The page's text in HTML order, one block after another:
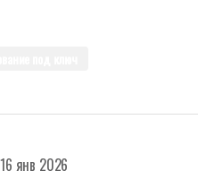
16 янв 2026